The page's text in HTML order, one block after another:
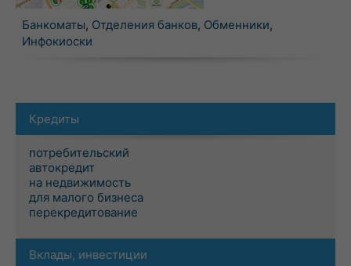
Банкоматы, Отделения банков, Обменники,
Инфокиоски
Кредиты
потребительский
автокредит
на недвижимость
для малого бизнеса
перекредитование
Вклады, инвестиции